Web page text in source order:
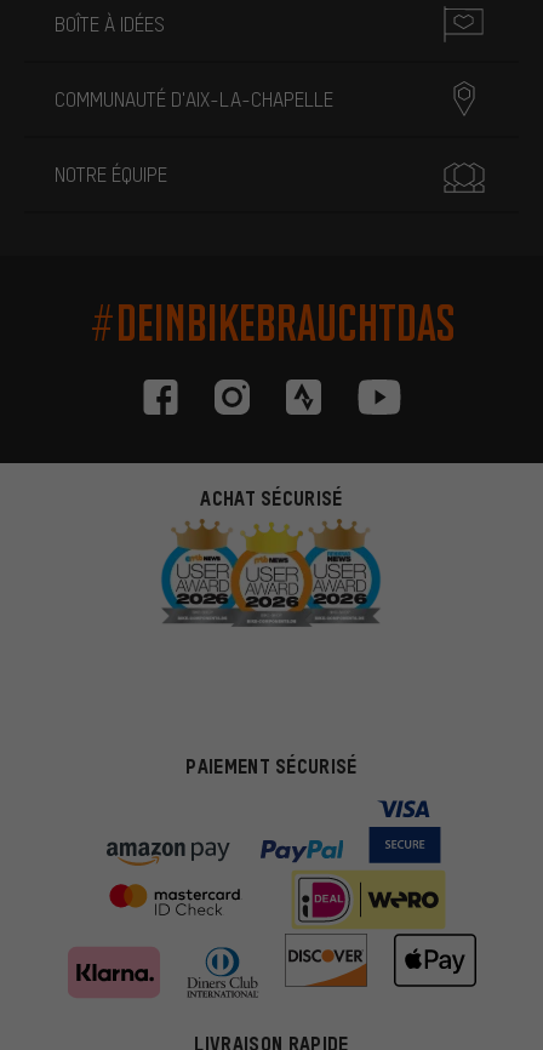
BOÎTE À IDÉES
COMMUNAUTÉ D'AIX-LA-CHAPELLE
NOTRE ÉQUIPE
#DEINBIKEBRAUCHTDAS
ACHAT SÉCURISÉ
PAIEMENT SÉCURISÉ
LIVRAISON RAPIDE